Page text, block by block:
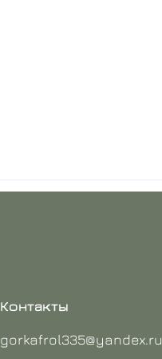
Контакты
gorkafrol335@yandex.ru